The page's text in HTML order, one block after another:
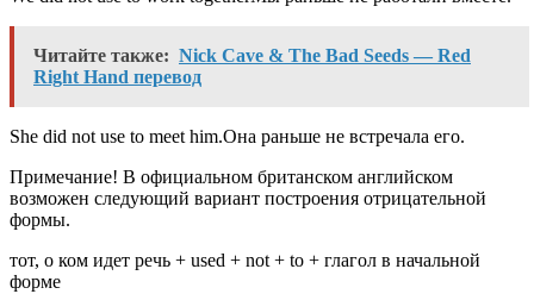
Читайте также: Nick Cave & The Bad Seeds — Red
Right Hand перевод
She did not use to meet him.Она раньше не встречала его.
Примечание! В официальном британском английском
возможен следующий вариант построения отрицательной
формы.
тот, о ком идет речь + used + not + to + глагол в начальной
форме